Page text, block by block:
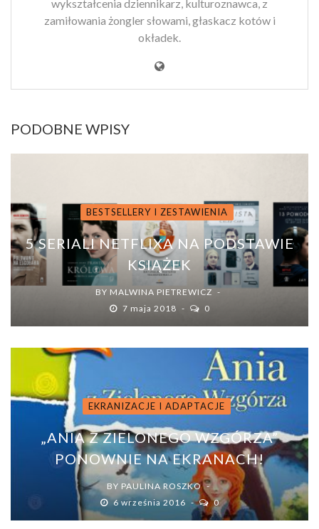
wykształcenia dziennikarz, kulturoznawca, z
zamiłowania żongler słowami, głaskacz kotów i
okładek.
PODOBNE WPISY
BESTSELLERY I ZESTAWIENIA
5 SERIALI NETFLIXA NA PODSTAWIE
KSIĄŻEK
BY MALWINA PIETREWICZ
7 maja 2018
0
EKRANIZACJE I ADAPTACJE
„ANIA Z ZIELONEGO WZGÓRZA”
PONOWNIE NA EKRANACH!
BY PAULINA ROSZKO
6 września 2016
0